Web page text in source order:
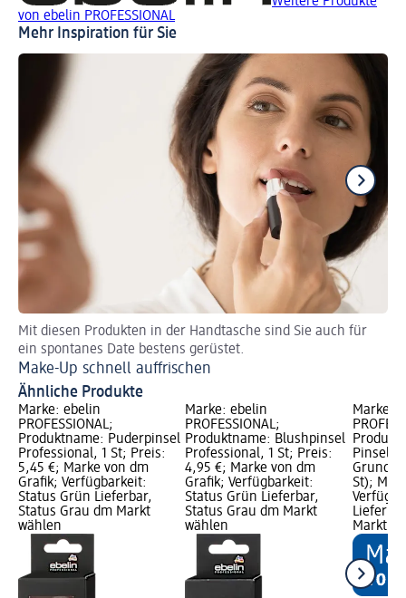
von ebelin PROFESSIONAL
Mehr Inspiration für Sie
Mit diesen Produkten in der Handtasche sind Sie auch für
ein spontanes Date bestens gerüstet.
Make-Up schnell auffrischen
Ähnliche Produkte
Marke: ebelin
PROFESSIONAL;
Produktname: Puderpinsel
Professional, 1 St; Preis:
5,45 €; Marke von dm
Grafik; Verfügbarkeit:
Status Grün Lieferbar,
Status Grau dm Markt
wählen
Marke: ebelin
PROFESSIONAL;
Produktname: Blushpinsel
Professional, 1 St; Preis:
4,95 €; Marke von dm
Grafik; Verfügbarkeit:
Status Grün Lieferbar,
Status Grau dm Markt
wählen
Marke:
Pinsel,
St);
Markt